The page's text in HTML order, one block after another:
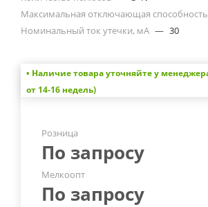
Максимальная отключающая
Номинальный ток утечки, мА — 30
• Наличие товара уточняйте у
от 14-16 недель)
Розница
По запросу
Мелкоопт
По запросу